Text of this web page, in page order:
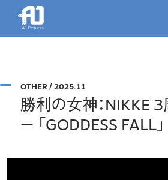
OTHER/2025.11
勝利の女神：NIKKE 3
ー 「GODDESS FALL」